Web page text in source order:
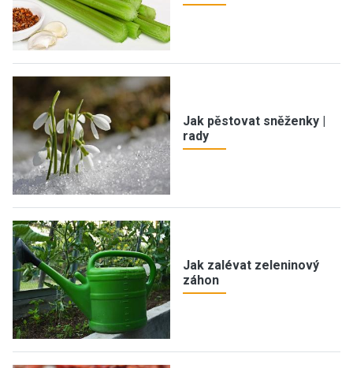
Jak pěstovat sněženky |
rady
Jak zalévat zeleninový
záhon